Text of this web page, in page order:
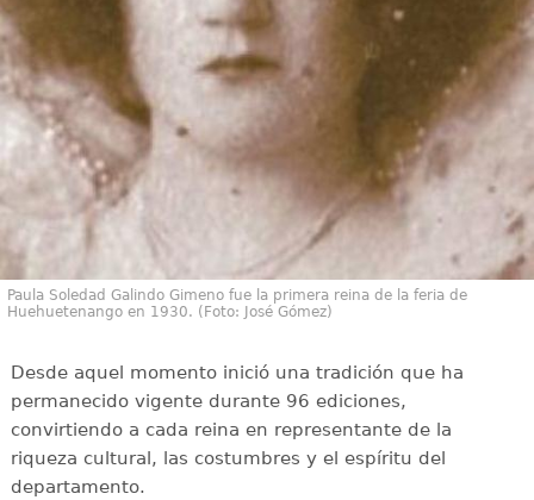
Paula Soledad Galindo Gimeno fue la primera reina de la feria de
Huehuetenango en 1930. (Foto: José Gómez)
Desde aquel momento inició una tradición que ha
permanecido vigente durante 96 ediciones,
convirtiendo a cada reina en representante de la
riqueza cultural, las costumbres y el espíritu del
departamento.